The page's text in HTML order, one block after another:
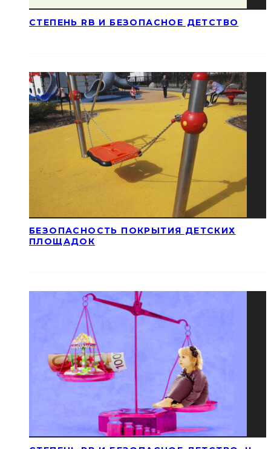
СТЕПЕНЬ RB И БЕЗОПАСНОЕ ДЕТСТВО
БЕЗОПАСНОСТЬ ПОКРЫТИЯ ДЕТСКИХ
ПЛОЩАДОК